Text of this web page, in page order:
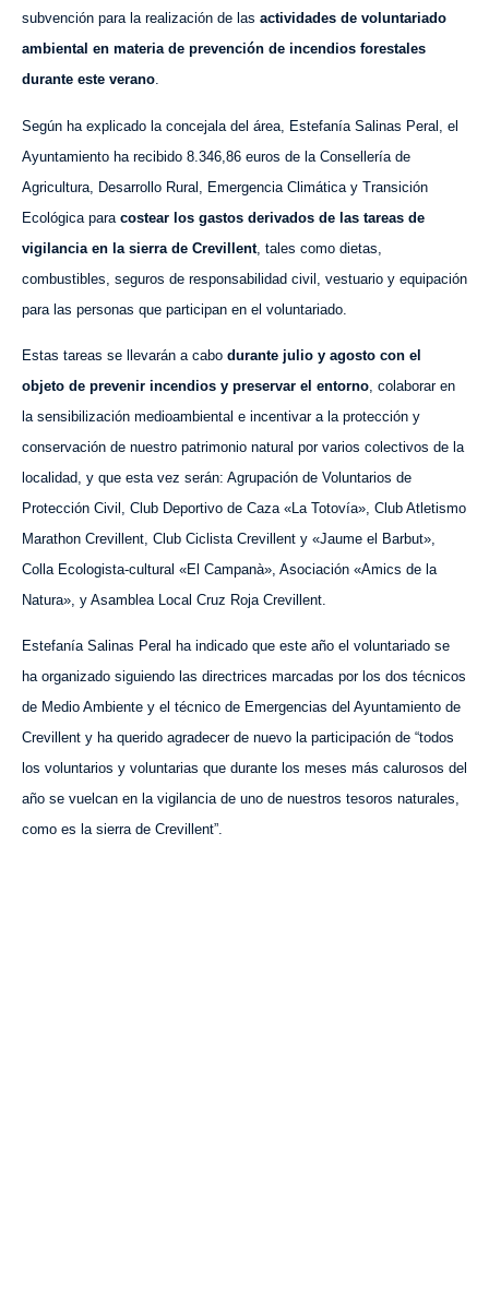
subvención para la realización de las actividades de voluntariado
ambiental en materia de prevención de incendios forestales
durante este verano.
Según ha explicado la concejala del área, Estefanía Salinas Peral, el
Ayuntamiento ha recibido 8.346,86 euros de la Consellería de
Agricultura, Desarrollo Rural, Emergencia Climática y Transición
Ecológica para costear los gastos derivados de las tareas de
vigilancia en la sierra de Crevillent, tales como dietas,
combustibles, seguros de responsabilidad civil, vestuario y equipación
para las personas que participan en el voluntariado.
Estas tareas se llevarán a cabo durante julio y agosto con el
objeto de prevenir incendios y preservar el entorno , colaborar en
la sensibilización medioambiental e incentivar a la protección y
conservación de nuestro patrimonio natural por varios colectivos de la
localidad, y que esta vez serán: Agrupación de Voluntarios de
Protección Civil, Club Deportivo de Caza «La Totovía», Club Atletismo
Marathon Crevillent, Club Ciclista Crevillent y «Jaume el Barbut»,
Colla Ecologista-cultural «El Campanà», Asociación «Amics de la
Natura», y Asamblea Local Cruz Roja Crevillent.
Estefanía Salinas Peral ha indicado que este año el voluntariado se
ha organizado siguiendo las directrices marcadas por los dos técnicos
de Medio Ambiente y el técnico de Emergencias del Ayuntamiento de
Crevillent y ha querido agradecer de nuevo la participación de “todos
los voluntarios y voluntarias que durante los meses más calurosos del
año se vuelcan en la vigilancia de uno de nuestros tesoros naturales,
como es la sierra de Crevillent”.